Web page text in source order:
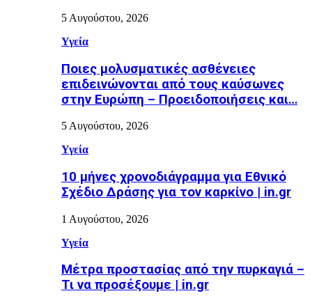
5 Αυγούστου, 2026
Υγεία
Ποιες μολυσματικές ασθένειες
επιδεινώνονται από τους καύσωνες
στην Ευρώπη – Προειδοποιήσεις και…
5 Αυγούστου, 2026
Υγεία
10 μήνες χρονοδιάγραμμα για Εθνικό
Σχέδιο Δράσης για τον καρκίνο | in.gr
1 Αυγούστου, 2026
Υγεία
Μέτρα προστασίας από την πυρκαγιά –
Τι να προσέξουμε | in.gr